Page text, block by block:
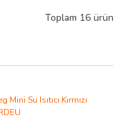
Toplam 16 ürün